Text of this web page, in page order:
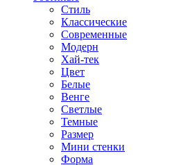
Стиль
Классические
Современные
Модерн
Хай-тек
Цвет
Белые
Венге
Светлые
Темные
Размер
Мини стенки
Форма